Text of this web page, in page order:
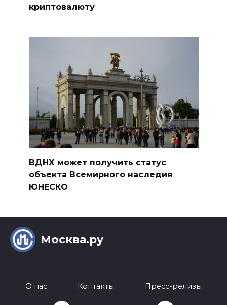
криптовалюту
ВДНХ может получить статус
объекта Всемирного наследия
ЮНЕСКО
Москва.ру
О нас Контакты Пресс-релизы